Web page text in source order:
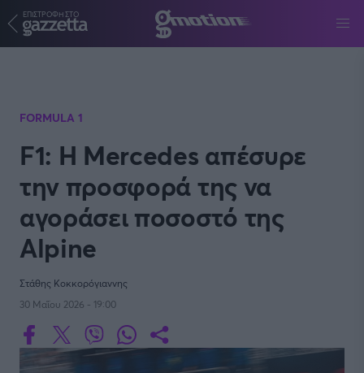
ΕΠΙΣΤΡΟΦΗ ΣΤΟ
FORMULA 1
F1: Η Mercedes απέσυρε
την προσφορά της να
αγοράσει ποσοστό της
Alpine
Στάθης Κοκκορόγιαννης
30 Μαΐου 2026 - 19:00